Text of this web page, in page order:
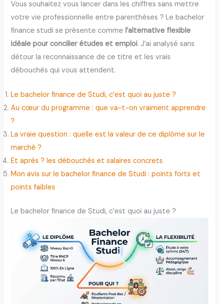
Vous souhaitez vous lancer dans les chiffres sans mettre
votre vie professionnelle entre parenthèses ? Le bachelor
finance studi se présente comme l’alternative flexible
idéale pour concilier études et emploi. J’ai analysé sans
détour la reconnaissance de ce titre et les vrais
débouchés qui vous attendent.
Le bachelor finance de Studi, c’est quoi au juste ?
Au cœur du programme : que va-t-on vraiment apprendre
?
La vraie question : quelle est la valeur de ce diplôme sur le
marché ?
Et après ? les débouchés et salaires concrets
Mon avis sur le bachelor finance de Studi : points forts et
points faibles
Le bachelor finance de Studi, c’est quoi au juste ?